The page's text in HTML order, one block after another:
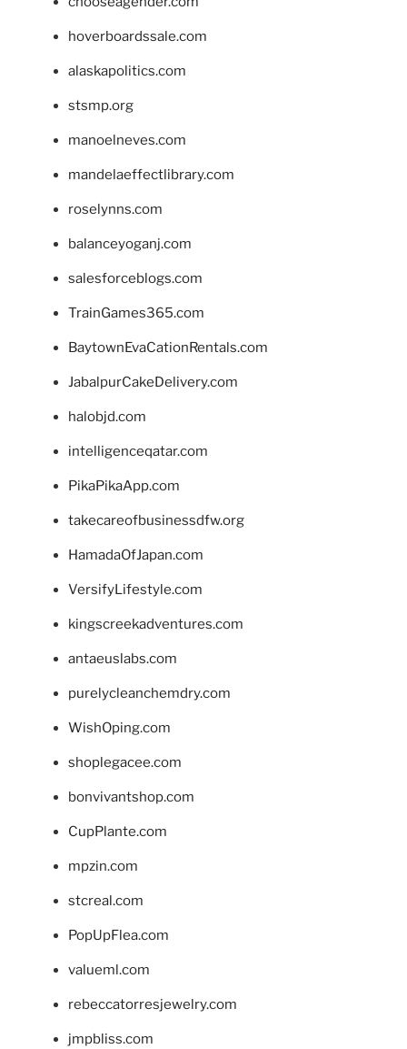
hoverboardssale.com
alaskapolitics.com
stsmp.org
manoelneves.com
mandelaeffectlibrary.com
roselynns.com
balanceyoganj.com
salesforceblogs.com
TrainGames365.com
BaytownEvaCationRentals.com
JabalpurCakeDelivery.com
halobjd.com
intelligenceqatar.com
PikaPikaApp.com
takecareofbusinessdfw.org
HamadaOfJapan.com
VersifyLifestyle.com
kingscreekadventures.com
antaeuslabs.com
purelycleanchemdry.com
WishOping.com
shoplegacee.com
bonvivantshop.com
CupPlante.com
mpzin.com
stcreal.com
PopUpFlea.com
valueml.com
rebeccatorresjewelry.com
jmpbliss.com